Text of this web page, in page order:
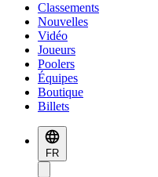
Classements
Nouvelles
Vidéo
Joueurs
Poolers
Équipes
Boutique
Billets
FR